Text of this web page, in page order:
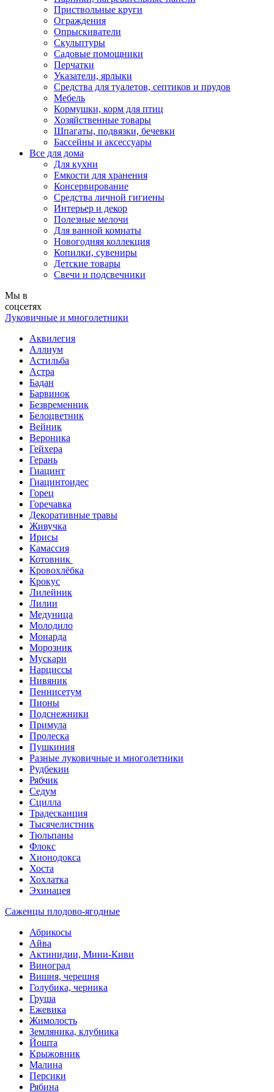
Приствольные круги
Ограждения
Опрыскиватели
Скульптуры
Садовые помощники
Перчатки
Указатели, ярлыки
Средства для туалетов, септиков и прудов
Мебель
Кормушки, корм для птиц
Хозяйственные товары
Шпагаты, подвязки, бечевки
Бассейны и аксессуары
Все для дома
Для кухни
Емкости для хранения
Консервирование
Средства личной гигиены
Интерьер и декор
Полезные мелочи
Для ванной комнаты
Новогодняя коллекция
Копилки, сувениры
Детские товары
Свечи и подсвечники
Мы в
соцсетях
Луковичные и многолетники
Аквилегия
Аллиум
Астильба
Астра
Бадан
Барвинок
Безвременник
Белоцветник
Вейник
Вероника
Гейхера
Герань
Гиацинт
Гиацинтоидес
Горец
Горечавка
Декоративные травы
Живучка
Ирисы
Камассия
Котовник
Кровохлёбка
Крокус
Лилейник
Лилии
Медуница
Молодило
Монарда
Морозник
Мускари
Нарциссы
Нивяник
Пеннисетум
Пионы
Подснежники
Примула
Пролеска
Пушкиния
Разные луковичные и многолетники
Рудбекии
Рябчик
Седум
Сцилла
Традесканция
Тысячелистник
Тюльпаны
Флокс
Хионодокса
Хоста
Хохлатка
Эхинацея
Саженцы плодово-ягодные
Абрикосы
Айва
Актинидии, Мини-Киви
Виноград
Вишня, черешня
Голубика, черника
Груша
Ежевика
Жимолость
Земляника, клубника
Йошта
Крыжовник
Малина
Персики
Рябина